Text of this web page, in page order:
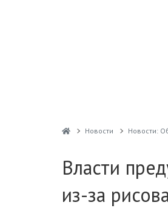
Новости Новости:
Власти
из-за